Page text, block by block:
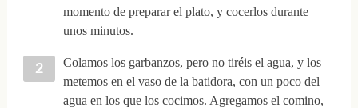
momento de preparar el plato, y cocerlos durante
unos minutos.
Colamos los garbanzos, pero no tiréis el agua, y los
metemos en el vaso de la batidora, con un poco del
agua en los que los cocimos. Agregamos el comino,